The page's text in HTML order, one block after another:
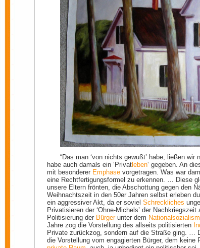
“Das man ‘von nichts gewußt’ habe, ließen
habe auch damals ein ‘Privat leben‘ gegeben. An
mit besonderer Emphase vorgetragen. Was war
eine Rechtfertigungsformel zu erkennen. … Diese
unsere Eltern frönten, die Abschottung gegen den
Weihnachtszeit in den 50er Jahren selbst erleben
ein aggressiver Akt, da er sovielSchreckliches
Privatisieren der ‘Ohne-Michels’ der
Politisierung der Bürgerunter dem
Jahre zog die Vorstellung des allseits politisierten
Private zurückzog, sondern auf die Straße ging. …
die Vorstellung vom engagierten Bürger, dem